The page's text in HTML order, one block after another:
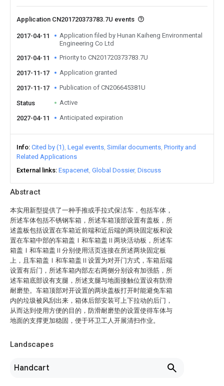
Abstract
本实用新型提供了一种手推或手拉式保洁车，包括车体，
所述车体包括不锈钢车箱，所述车箱顶部设置有盖板，所
述盖板包括设置在车箱近前端和近后端的两块固定板和设
置在车箱中部的车箱盖Ⅰ和车箱盖Ⅱ两块活动板，所述车
箱盖Ⅰ和车箱盖Ⅱ分别使用活页连接在所述两块固定板
上，且车箱盖Ⅰ和车箱盖Ⅱ设置为对开门方式，车箱后端
设置有后门，所述车箱内部左右两侧分别设有加强筋，所
述车箱底部设有支腿，所述支腿与地面接触位置设有防滑
耐磨垫。车箱顶部对开设置的两块盖板打开时能避免车箱
内的垃圾被风刮出来，箱体后部安装可上下拉动的后门，
从而达到使用方便的目的，防滑耐磨垫的设置使得车体与
地面的支撑更加稳固，便于环卫工人开展清扫作业。
Landscapes
Handcart
Application CN201720373783.7U events
2017-04-11
Application filed by Hunan Kaiheng Environmental
Engineering Co Ltd
2017-04-11
Priority to CN201720373783.7U
2017-11-17 Application granted
2017-11-17 Publication of CN206645381U
Status Active
2027-04-11 Anticipated expiration
Info Cited by (1) Legal events Similar documents Priority and
Related Applications
External links Espacenet Global Dossier Discuss